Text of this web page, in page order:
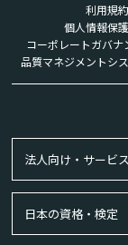
利用規約
個人情報保
コーポレートガバナ
品質マネジメントシ
法人向け・サービ
日本の資格・検定